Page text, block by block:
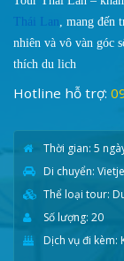
Thái Lan, mang đến
nhiên và vô vàn góc
thích du lịch
Hotline hỗ trợ:
Thời gian: 5
Di chuyển:
Thể loại tour:
Số lượng: 20
Dịch vụ đi kèm: